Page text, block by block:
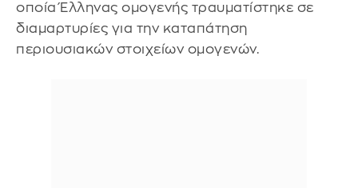
οποία Έλληνας ομογενής τραυματίστηκε σε
διαμαρτυρίες για την καταπάτηση
περιουσιακών στοιχείων ομογενών.